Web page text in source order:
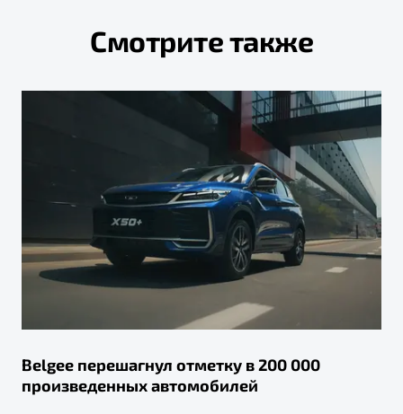
Смотрите также
Belgee перешагнул отметку в 200 000
произведенных автомобилей